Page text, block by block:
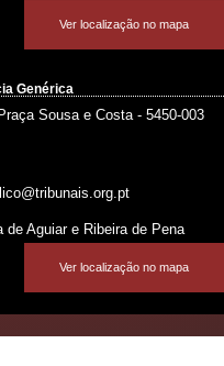
Ver localização no mapa
Genérica
Sousa e Costa - 5450-003
Aguiar e Ribeira de Pena
Ver localização no mapa